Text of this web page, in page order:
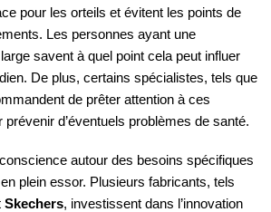
pour les orteils et évitent les points de
Les personnes ayant une
savent à quel point cela peut influer
De plus, certains spécialistes, tels que
de prêter attention à ces
d’éventuels problèmes de santé.
autour des besoins spécifiques
plein essor. Plusieurs fabricants, tels
Skechers, investissent dans l’innovation